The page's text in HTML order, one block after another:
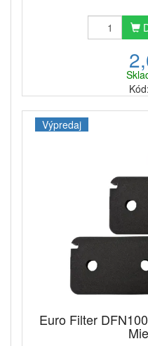
Výpredaj
Euro Filter